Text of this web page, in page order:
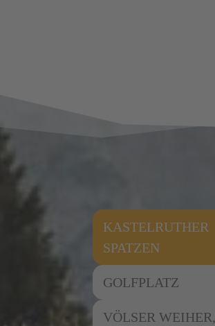
KASTELRUTHER
SPATZEN
GOLFPLATZ
VÖLSER WEIHER,